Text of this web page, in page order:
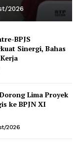
2026
BPJS
Sinergi, Bahas
Lima Proyek
ke BPJN XI
2026